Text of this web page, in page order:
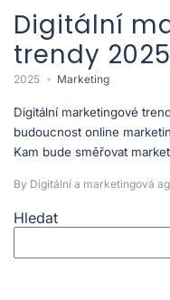
Digitální
trendy 2025
2025 Marketing
Digitální marketingové
budoucnost online
Kam bude směřovat
By Digitální a marketingová
Hledat